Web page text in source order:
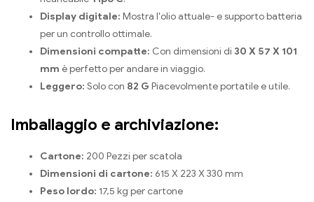
Display digitale: Mostra l'olio attuale- e supporto batteria
per un controllo ottimale.
Dimensioni compatte: Con dimensioni di 30 X 57 X 101
mm è perfetto per andare in viaggio.
Leggero: Solo con 82 G Piacevolmente portatile e utile.
Imballaggio e archiviazione:
Cartone: 200 Pezzi per scatola
Dimensioni di cartone: 615 X 223 X 330 mm
Peso lordo: 17,5 kg per cartone